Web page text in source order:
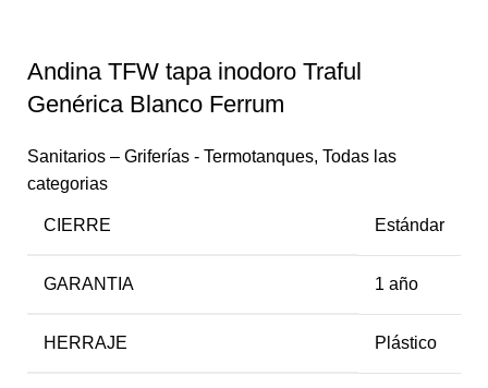
Andina TFW tapa inodoro Traful
Genérica Blanco Ferrum
Sanitarios – Griferías - Termotanques, Todas las
categorias
CIERRE Estándar
GARANTIA 1 año
HERRAJE Plástico